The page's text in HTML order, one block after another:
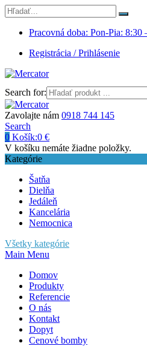
Pracovná doba: Pon-Pia: 8:30
Registrácia / Prihlásenie
Search for:
Zavolajte nám 0918 744 145
Search
0 Košík:0 €
V košíku nemáte žiadne položky.
Kategórie
Šatňa
Dielňa
Jedáleň
Kancelária
Nemocnica
Všetky kategórie
Main Menu
Domov
Produkty
Referencie
O nás
Kontakt
Dopyt
Cenové bomby